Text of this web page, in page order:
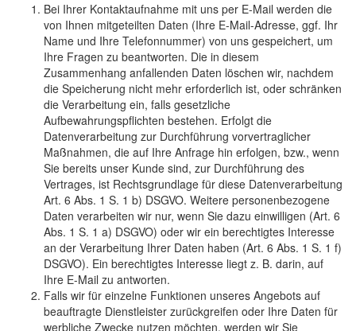
Bei Ihrer Kontaktaufnahme mit uns per E-Mail werden die
von Ihnen mitgeteilten Daten (Ihre E-Mail-Adresse, ggf. Ihr
Name und Ihre Telefonnummer) von uns gespeichert, um
Ihre Fragen zu beantworten. Die in diesem
Zusammenhang anfallenden Daten löschen wir, nachdem
die Speicherung nicht mehr erforderlich ist, oder schränken
die Verarbeitung ein, falls gesetzliche
Aufbewahrungspflichten bestehen. Erfolgt die
Datenverarbeitung zur Durchführung vorvertraglicher
Maßnahmen, die auf Ihre Anfrage hin erfolgen, bzw., wenn
Sie bereits unser Kunde sind, zur Durchführung des
Vertrages, ist Rechtsgrundlage für diese Datenverarbeitung
Art. 6 Abs. 1 S. 1 b) DSGVO. Weitere personenbezogene
Daten verarbeiten wir nur, wenn Sie dazu einwilligen (Art. 6
Abs. 1 S. 1 a) DSGVO) oder wir ein berechtigtes Interesse
an der Verarbeitung Ihrer Daten haben (Art. 6 Abs. 1 S. 1 f)
DSGVO). Ein berechtigtes Interesse liegt z. B. darin, auf
Ihre E-Mail zu antworten.
Falls wir für einzelne Funktionen unseres Angebots auf
beauftragte Dienstleister zurückgreifen oder Ihre Daten für
werbliche Zwecke nutzen möchten, werden wir Sie